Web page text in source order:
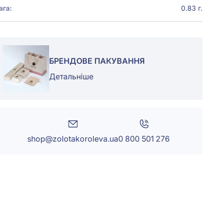
0.83 г.
БРЕНДОВЕ ПАКУВАННЯ
Детальніше
shop@zolotakoroleva.ua0 800 501 276